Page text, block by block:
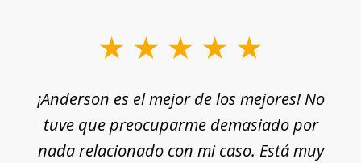
¡Anderson es el mejor de los mejores! No
tuve que preocuparme demasiado por
nada relacionado con mi caso. Está muy